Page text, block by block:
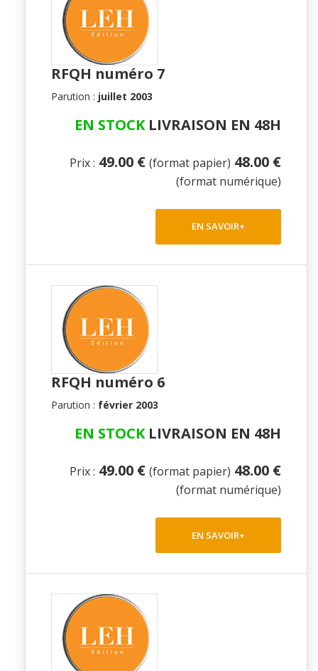
RFQH numéro 7
Parution : juillet 2003
EN STOCKLIVRAISON EN 48H
Prix : 49.00 € (format papier) 48.00 €
(format numérique)
EN SAVOIR+
RFQH numéro 6
Parution : février 2003
EN STOCKLIVRAISON EN 48H
Prix : 49.00 € (format papier) 48.00 €
(format numérique)
EN SAVOIR+